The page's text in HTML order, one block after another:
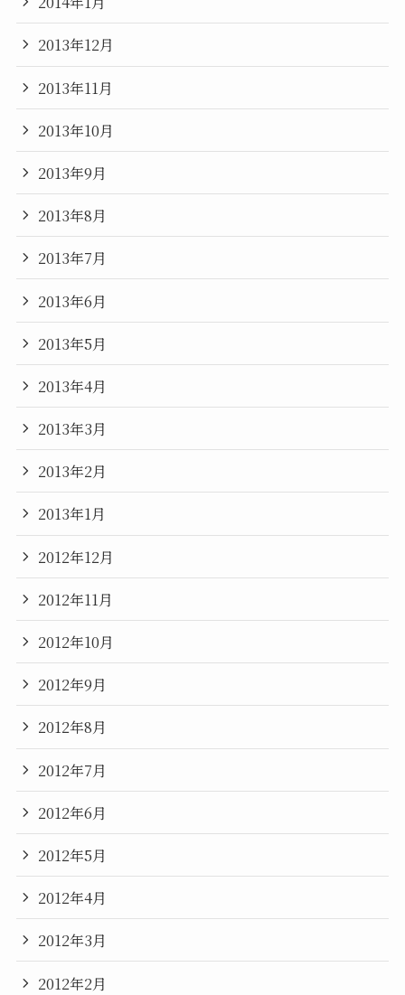
2013年12月
2013年11月
2013年10月
2013年9月
2013年8月
2013年7月
2013年6月
2013年5月
2013年4月
2013年3月
2013年2月
2013年1月
2012年12月
2012年11月
2012年10月
2012年9月
2012年8月
2012年7月
2012年6月
2012年5月
2012年4月
2012年3月
2012年2月